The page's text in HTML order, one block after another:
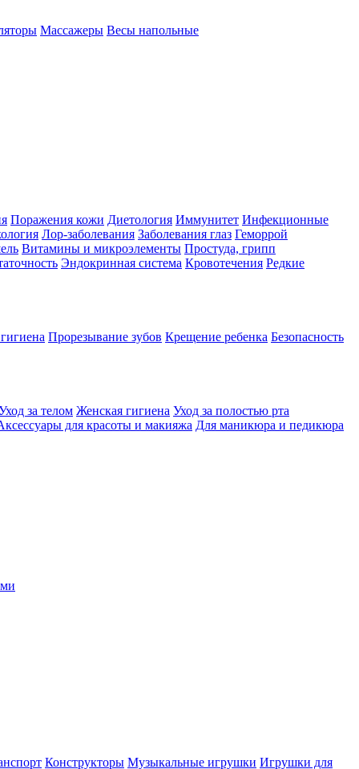
Массажеры Весы напольные
Поражения кожи Диетология Иммунитет Инфекционные
Лор-заболевания Заболевания глаз Геморрой
Витамины и микроэлементы Простуда, грипп
Эндокринная система Кровотечения Редкие
Прорезывание зубов Крещение ребенка Безопасность
за телом Женская гигиена Уход за полостью рта
для красоты и макияжа Для маникюра и педикюра
Конструкторы Музыкальные игрушки Игрушки для